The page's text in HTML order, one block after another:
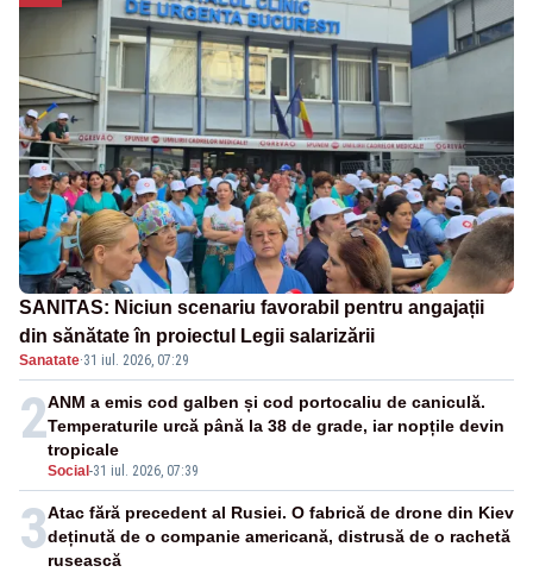
SANITAS: Niciun scenariu favorabil pentru angajații
din sănătate în proiectul Legii salarizării
Sanatate·31 iul. 2026, 07:29
2
Social -31 iul. 2026, 07:39
ANM a emis cod galben și cod portocaliu de caniculă.
Temperaturile urcă până la 38 de grade, iar nopțile devin
tropicale
3Atac fără precedent al Rusiei. O fabrică de drone din Kiev
deținută de o companie americană, distrusă de o rachetă
rusească